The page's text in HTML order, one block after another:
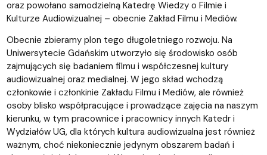
oraz powołano samodzielną Katedrę Wiedzy o Filmie i
Kulturze Audiowizualnej – obecnie Zakład Filmu i Mediów.
Obecnie zbieramy plon tego długoletniego rozwoju. Na
Uniwersytecie Gdańskim utworzyło się środowisko osób
zajmujących się badaniem filmu i współczesnej kultury
audiowizualnej oraz medialnej. W jego skład wchodzą
członkowie i członkinie Zakładu Filmu i Mediów, ale również
osoby blisko współpracujące i prowadzące zajęcia na naszym
kierunku, w tym pracownice i pracownicy innych Katedr i
Wydziałów UG, dla których kultura audiowizualna jest również
ważnym, choć niekoniecznie jedynym obszarem badań i